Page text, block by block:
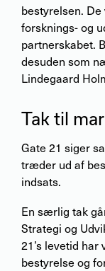
bestyrelsen.
forsknings- og
partnerskabet.
desuden som
Lindegaard
Tak til
Gate 21 siger
træder ud af
indsats.
En særlig tak
Strategi og
21’s levetid
bestyrelse og